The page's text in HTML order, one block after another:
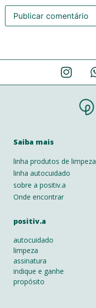
Alternative:
Saiba mais
linha produtos de limpeza
linha autocuidado
sobre a positiv.a
Onde encontrar
positiv.a
autocuidado
limpeza
assinatura
indique e ganhe
propósito